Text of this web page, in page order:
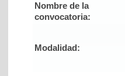
Nombre de la
convocatoria:
Modalidad: